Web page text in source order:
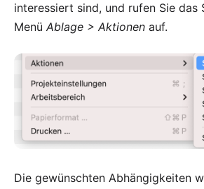
interessiert sind, und rufen Sie das
Menü Ablage > Aktionen auf.
Die gewünschten Abhängigkeiten